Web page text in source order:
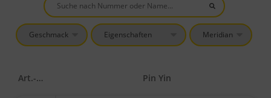
Art.-Nr. Pin Yin